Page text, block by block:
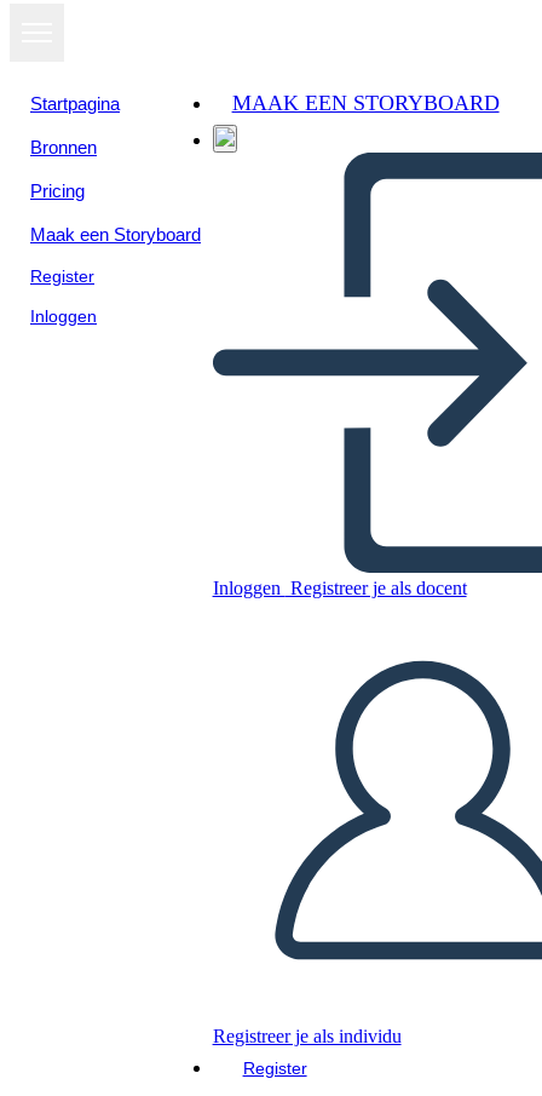
Startpagina
Bronnen
Pricing
Maak een Storyboard
Register
Inloggen
MAAK EEN STORYBOARD
Inloggen Registreer je als docent
Registreer je als individu
Register
Nouveau Modèle de
Kopieer dit Storyboard
DIAVOORSTELLING AFSPELEN
LEES MIJ VOOR